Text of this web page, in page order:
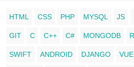
HTML CSS PHP MYSQL JS
GIT C C++ C# MONGODB
SWIFT ANDROID DJANGO